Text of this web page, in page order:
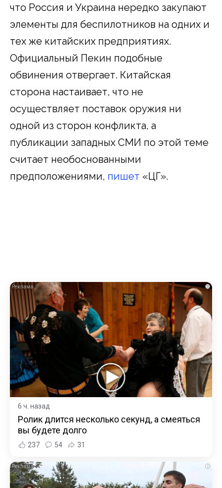
что Россия и Украина нередко закупают
элементы для беспилотников на одних и
тех же китайских предприятиях.
Официальный Пекин подобные
обвинения отвергает. Китайская
сторона настаивает, что не
осуществляет поставок оружия ни
одной из сторон конфликта, а
публикации западных СМИ по этой теме
считает необоснованными
предположениями, пишет «ЦГ».
i
6 ч. назад
Ролик длится несколько секунд, а смеяться
вы будете долго
237 54 31
i